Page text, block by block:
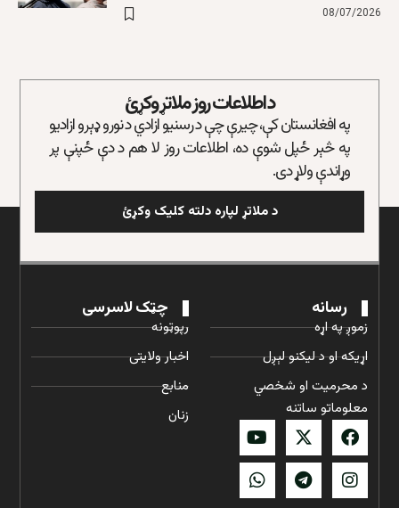
08/07/2026
د اطلاعات روز ملاتړ وکړئ
په افغانستان کې، چیرې چې د رسنیو ازادي د نورو ډېرو ازادیو
په څېر ځپل شوې ده، اطلاعات روز لا هم د دې ځپنې پر
وړاندې ولاړ دی.
د ملاتړ لپاره دلته کلیک وکړئ
رسانه
زموږ په اړه
اړیکه او د لیکنو لېږل
د محرمیت او شخصي
معلوماتو ساتنه
چټک لاسرسی
رپوټونه
اخبار ولایتی
منابع
زنان